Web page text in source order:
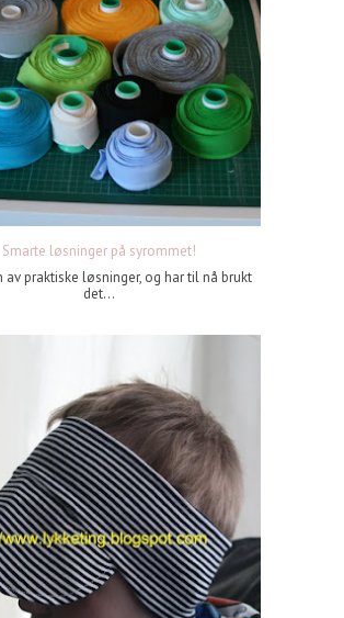
Smarte løsninger på syrommet!
av praktiske løsninger, og har til nå brukt
det...